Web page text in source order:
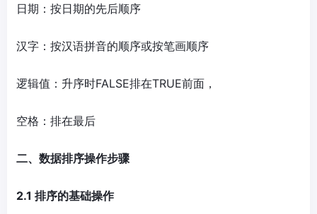
日期：按日期的先后顺序
汉字：按汉语拼音的顺序或按笔画顺序
逻辑值：升序时FALSE排在TRUE前面，
空格：排在最后
二、数据排序操作步骤
2.1 排序的基础操作